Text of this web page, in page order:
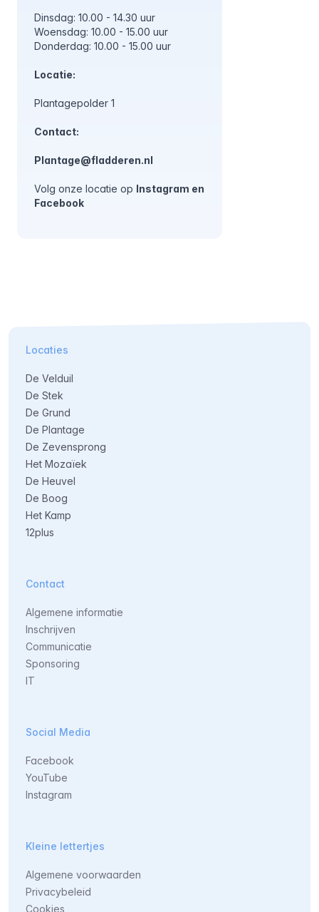
Dinsdag: 10.00 - 14.30 uur
Woensdag: 10.00 - 15.00 uur
Donderdag: 10.00 - 15.00 uur
Locatie:
Plantagepolder 1
Contact:
Plantage@fladderen.nl
Volg onze locatie op Instagram en
Facebook
Locaties
De Velduil
De Stek
De Grund
De Plantage
De Zevensprong
Het Mozaïek
De Heuvel
De Boog
Het Kamp
12plus
Contact
Algemene informatie
Inschrijven
Communicatie
Sponsoring
IT
Social Media
Facebook
YouTube
Instagram
Kleine lettertjes
Algemene voorwaarden
Privacybeleid
Cookies